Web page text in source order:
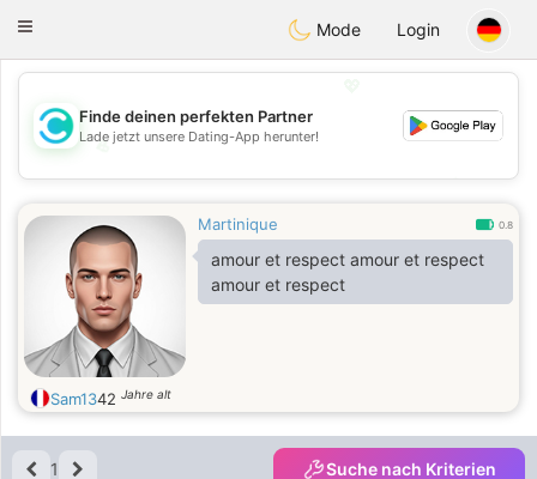
olombiaCitas
Toggle
Mode Login
💖
💕
Finde deinen perfekten Partner
Lade jetzt unsere Dating-App herunter!
Martinique 0.8
amour et respect amour et respect
amour et respect
Sam1342 Jahre alt
1 Suche nach Kriterien